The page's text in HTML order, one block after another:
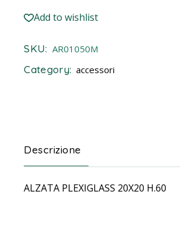
Add to wishlist
SKU: AR01050M
Category: accessori
Descrizione
ALZATA PLEXIGLASS 20X20 H.60